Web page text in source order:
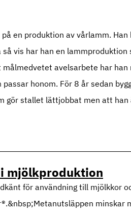
en produktion av vårlamm. Han
vis har han en
avelsarbete har
honom. För 8 år sedan
stallet lättjobbat men att han
mjölkproduktion
för användning till mjölkkor
minskar